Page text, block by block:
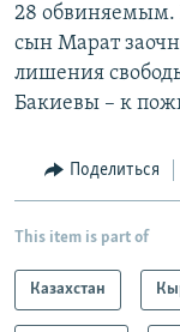
28 обвиняемым.
сын Марат
лишения
Бакиевы – к
Поделиться
This item is part of
Казахстан